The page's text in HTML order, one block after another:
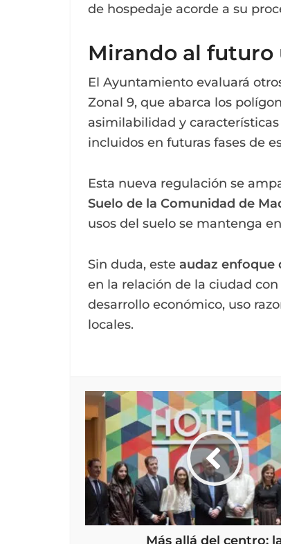
de hospedaje acorde a su
Mirando al futuro
El Ayuntamiento evaluará
Zonal 9, que abarca los
asimilabilidad y
incluidos en futuras fases de
Esta nueva regulación se
Suelo de la Comunidad de
usos del suelo se mantenga
Sin duda, este audaz enfoque
en la relación de la ciudad
desarrollo económico, uso
locales.
Más allá del centro: